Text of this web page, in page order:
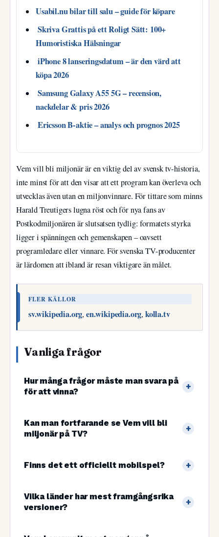
Usabil.nu bilar till salu – guide för köpare
Skriva Grattis på ett Roligt Sätt: 100+
Humoristiska Hälsningar
iPhone 8 lanseringsdatum – är den värd att
köpa 2026
Samsung Galaxy A55 5G – recension,
nackdelar & pris 2026
Ericsson B-aktie – analys och prognos 2025
Vem vill bli miljonär är en viktig del av svensk tv-historia,
inte minst för att den visar att ett program kan överleva och
utvecklas även utan en miljonvinnare. För tittare som minns
Harald Treutigers lugna röst och för nya fans av
Postkodmiljonären är slutsatsen tydlig: formatets styrka
ligger i spänningen och gemenskapen – oavsett
programledare eller vinnare. För svenska TV-producenter
är lärdomen att ibland är resan viktigare än målet.
FLER KÄLLOR
sv.wikipedia.org,en.wikipedia.org,kolla.tv
Vanliga frågor
Hur många frågor måste man svara på
för att vinna?
Kan man fortfarande se Vem vill bli
miljonär på TV?
Finns det ett officiellt mobilspel?
Vilka länder har mest framgångsrika
versioner?